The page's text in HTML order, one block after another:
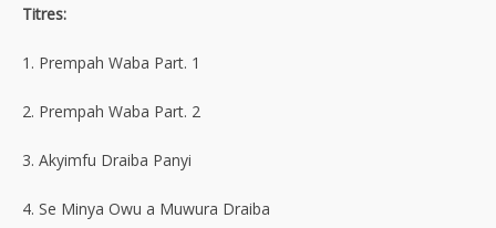
Titres:
1. Prempah Waba Part. 1
2. Prempah Waba Part. 2
3. Akyimfu Draiba Panyi
4. Se Minya Owu a Muwura Draiba